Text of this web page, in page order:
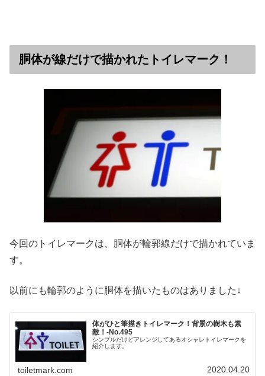
胴体が線だけで描かれたトイレマーク！
今回のトイレマークは、胴体が輪郭線だけで描かれていま
す。
以前にも輪郭のように胴体を描いたものはありました↓
体がひと筆描きトイレマーク！背景の樹木も素
敵！‐No.495
シンプルだけどアレンジしてあるオシャレトイレマークを
紹介します。
toiletmark.com 2020.04.20